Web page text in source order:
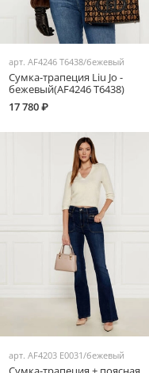
арт.AF4246 T6438/бежевый
Сумка-трапеция Liu Jo -
бежевый(AF4246 T6438)
17 780 ₽
арт.AF4203 E0031/бежевый